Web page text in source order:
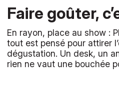
Faire goûter,
En rayon, place au show :
tout est pensé pour attirer
dégustation. Un desk, un
rien ne vaut une bouchée